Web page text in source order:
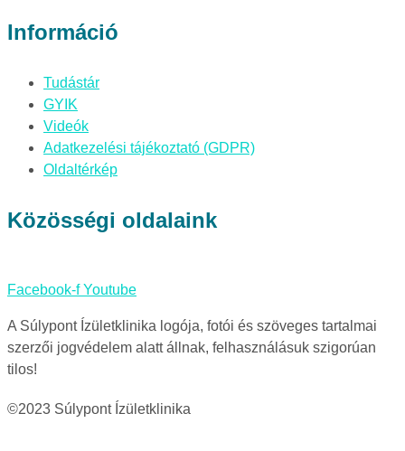
Információ
Tudástár
GYIK
Videók
Adatkezelési tájékoztató (GDPR)
Oldaltérkép
Közösségi oldalaink
Facebook-f Youtube
A Súlypont Ízületklinika logója, fotói és szöveges tartalmai
szerzői jogvédelem alatt állnak, felhasználásuk szigorúan
tilos!
©2023 Súlypont Ízületklinika